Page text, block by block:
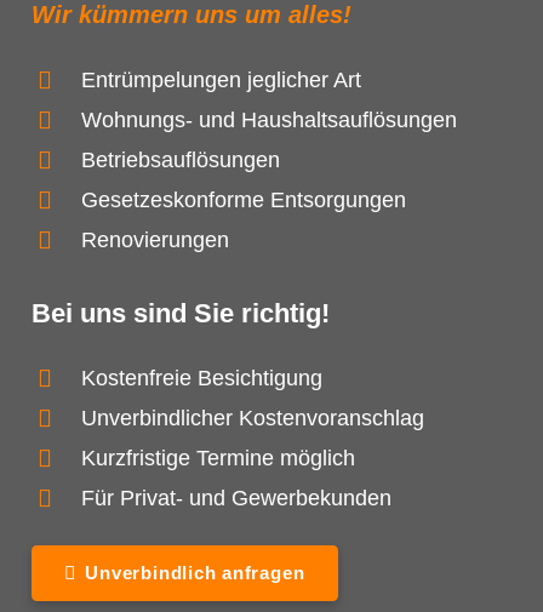
Wir kümmern uns um alles!
Entrümpelungen jeglicher Art
Wohnungs- und Haushaltsauflösungen
Betriebsauflösungen
Gesetzeskonforme Entsorgungen
Renovierungen
Bei uns sind Sie richtig!
Kostenfreie Besichtigung
Unverbindlicher Kostenvoranschlag
Kurzfristige Termine möglich
Für Privat- und Gewerbekunden
Unverbindlich anfragen